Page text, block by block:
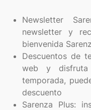
Newsletter
newsletter y
bienvenida
Descuentos de
web y
temporada,
descuento
Sarenza Plus: